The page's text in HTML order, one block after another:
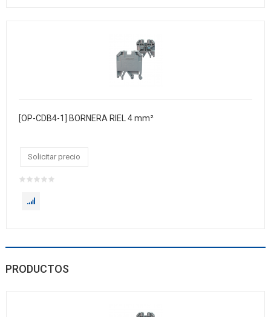
[OP-CDB4-1] BORNERA RIEL 4 mm²
Solicitar precio
PRODUCTOS